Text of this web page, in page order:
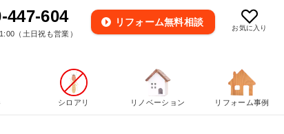
お気に入り
447-604
（土日祝も営業）
リフォーム無料相談
シロアリ リノベーション リフォーム事例